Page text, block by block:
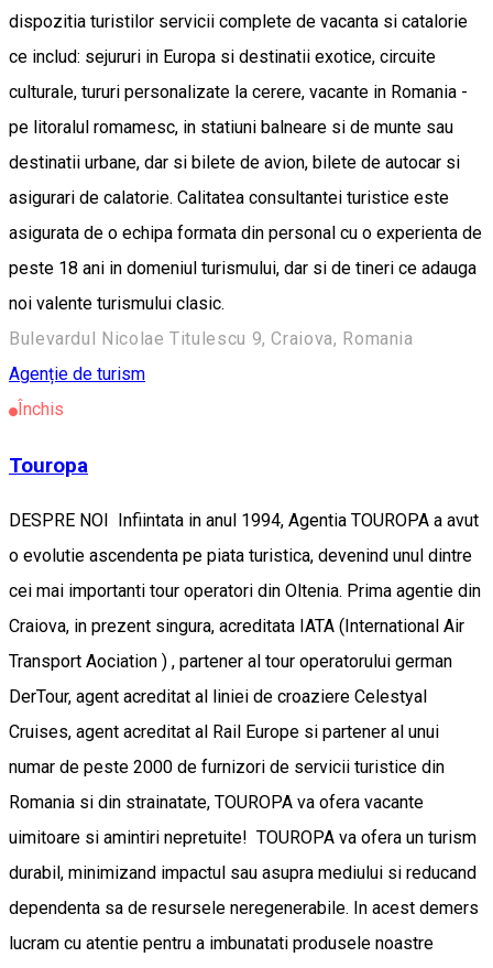
dispozitia turistilor servicii complete de vacanta si catalorie
ce includ: sejururi in Europa si destinatii exotice, circuite
culturale, tururi personalizate la cerere, vacante in Romania -
pe litoralul romamesc, in statiuni balneare si de munte sau
destinatii urbane, dar si bilete de avion, bilete de autocar si
asigurari de calatorie. Calitatea consultantei turistice este
asigurata de o echipa formata din personal cu o experienta de
peste 18 ani in domeniul turismului, dar si de tineri ce adauga
noi valente turismului clasic.
Bulevardul Nicolae Titulescu 9, Craiova, Romania
Agenție de turism
Închis
Touropa
DESPRE NOI Infiintata in anul 1994, Agentia TOUROPA a avut
o evolutie ascendenta pe piata turistica, devenind unul dintre
cei mai importanti tour operatori din Oltenia. Prima agentie din
Craiova, in prezent singura, acreditata IATA (International Air
Transport Aociation ) , partener al tour operatorului german
DerTour, agent acreditat al liniei de croaziere Celestyal
Cruises, agent acreditat al Rail Europe si partener al unui
numar de peste 2000 de furnizori de servicii turistice din
Romania si din strainatate, TOUROPA va ofera vacante
uimitoare si amintiri nepretuite! TOUROPA va ofera un turism
durabil, minimizand impactul sau asupra mediului si reducand
dependenta sa de resursele neregenerabile. In acest demers
lucram cu atentie pentru a imbunatati produsele noastre